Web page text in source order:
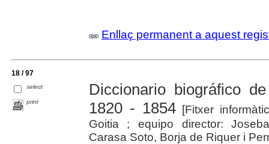
Enllaç permanent a aquest
18 / 97
select
print
Diccionario biográfico
1820 - 1854[Fitxer
Goitia ; equipo director:
Carasa Soto, Borja de Riquer i